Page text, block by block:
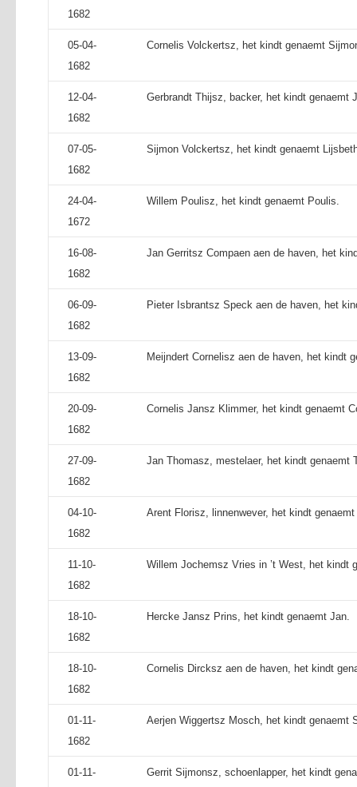
1682
05-04-
1682
Cornelis Volckertsz, het kindt genaemt
12-04-
1682
Gerbrandt Thijsz, backer, het kindt genaemt
07-05-
1682
Sijmon Volckertsz, het kindt genaemt
24-04-
1672
Willem Poulisz, het kindt genaemt Poulis.
16-08-
1682
Jan Gerritsz Compaen aen de haven, het
06-09-
1682
Pieter Isbrantsz Speck aen de haven, het
13-09-
1682
Meijndert Cornelisz aen de haven, het kindt
20-09-
1682
Cornelis Jansz Klimmer, het kindt genaemt
27-09-
1682
Jan Thomasz, mestelaer, het kindt genaemt
04-10-
1682
Arent Florisz, linnenwever, het kindt
11-10-
1682
Willem Jochemsz Vries in ’t West, het kindt
18-10-
1682
Hercke Jansz Prins, het kindt genaemt Jan.
18-10-
1682
Cornelis Dircksz aen de haven, het kindt
01-11-
1682
Aerjen Wiggertsz Mosch, het kindt genaemt
01-11- Gerrit Sijmonsz, schoenlapper, het kindt